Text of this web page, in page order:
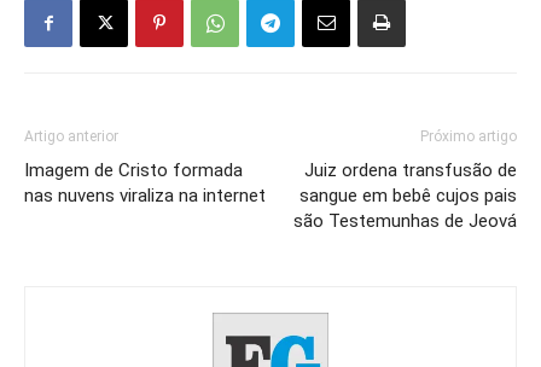
Artigo anterior
Imagem de Cristo formada
nas nuvens viraliza na internet
Próximo artigo
Juiz ordena transfusão de
sangue em bebê cujos pais
são Testemunhas de Jeová